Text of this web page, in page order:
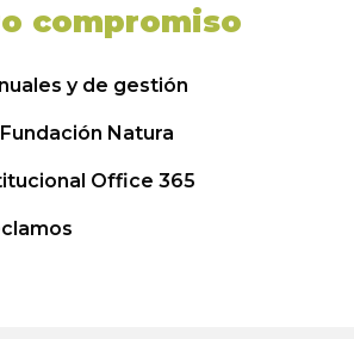
compromiso
y de gestión
Natura
Office 365